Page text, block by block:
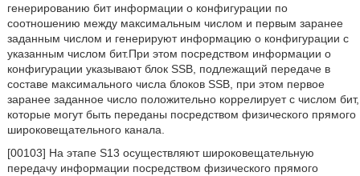
генерированию бит информации о конфигурации по
соотношению между максимальным числом и первым заранее
заданным числом и генерируют информацию о конфигурации с
указанным числом бит.При этом посредством информации о
конфигурации указывают блок SSB, подлежащий передаче в
составе максимального числа блоков SSB, при этом первое
заранее заданное число положительно коррелирует с числом бит,
которые могут быть переданы посредством физического прямого
широковещательного канала.
[00103] На этапе S13 осуществляют широковещательную
передачу информации посредством физического прямого